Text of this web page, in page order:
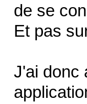
de se
Et pas
J'ai donc